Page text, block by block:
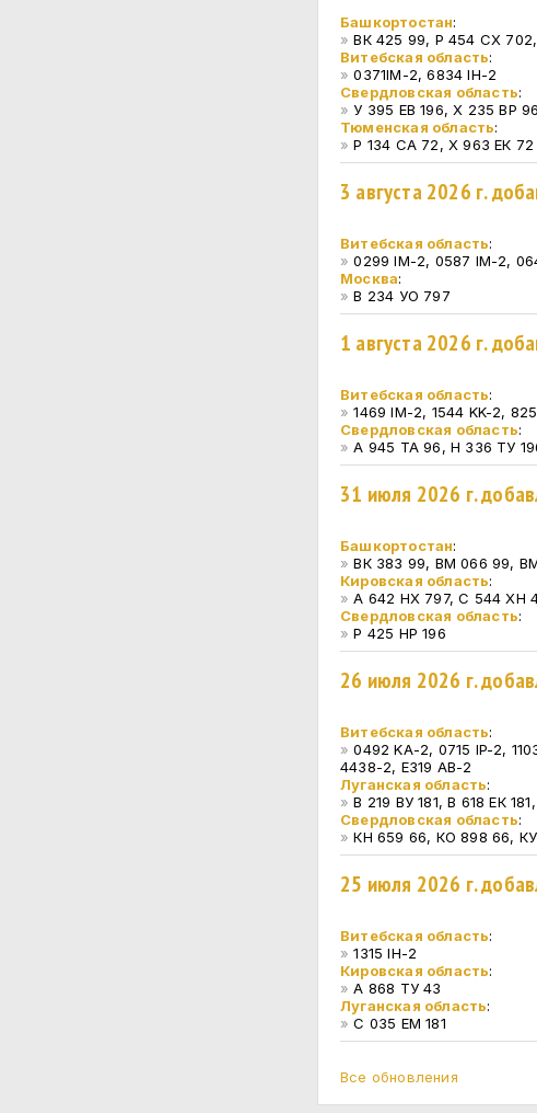
Башкортостан:
»ВК 425 99, Р 454 СХ
Витебская область:
»0371IM-2, 6834 IH-2
Свердловская область:
»У 395 ЕВ 196, Х 235 ВР 96
Тюменская область:
»Р 134 СА 72, Х 963 ЕК 72
3 августа 2026 г.
Витебская область:
»0299 IM-2, 0587 IM-2,
Москва:
»В 234 УО 797
1 августа 2026 г.
Витебская область:
»1469 IM-2, 1544 KK-2,
Свердловская область:
»А 945 ТА 96, Н 336 ТУ
31 июля 2026 г.
Башкортостан:
»ВК 383 99, ВМ 066 99,
Кировская область:
»А 642 НХ 797, С 544 ХН
Свердловская область:
»Р 425 НР 196
26 июля 2026 г.
Витебская область:
»0492 KA-2, 0715 IP-2,
4438-2, E319 AB-2
Луганская область:
»В 219 ВУ 181, В 618 ЕК
Свердловская область:
»КН 659 66, КО 898 66,
25 июля 2026 г.
Витебская область:
»1315 IH-2
Кировская область:
»А 868 ТУ 43
Луганская область:
»С 035 ЕМ 181
Все обновления